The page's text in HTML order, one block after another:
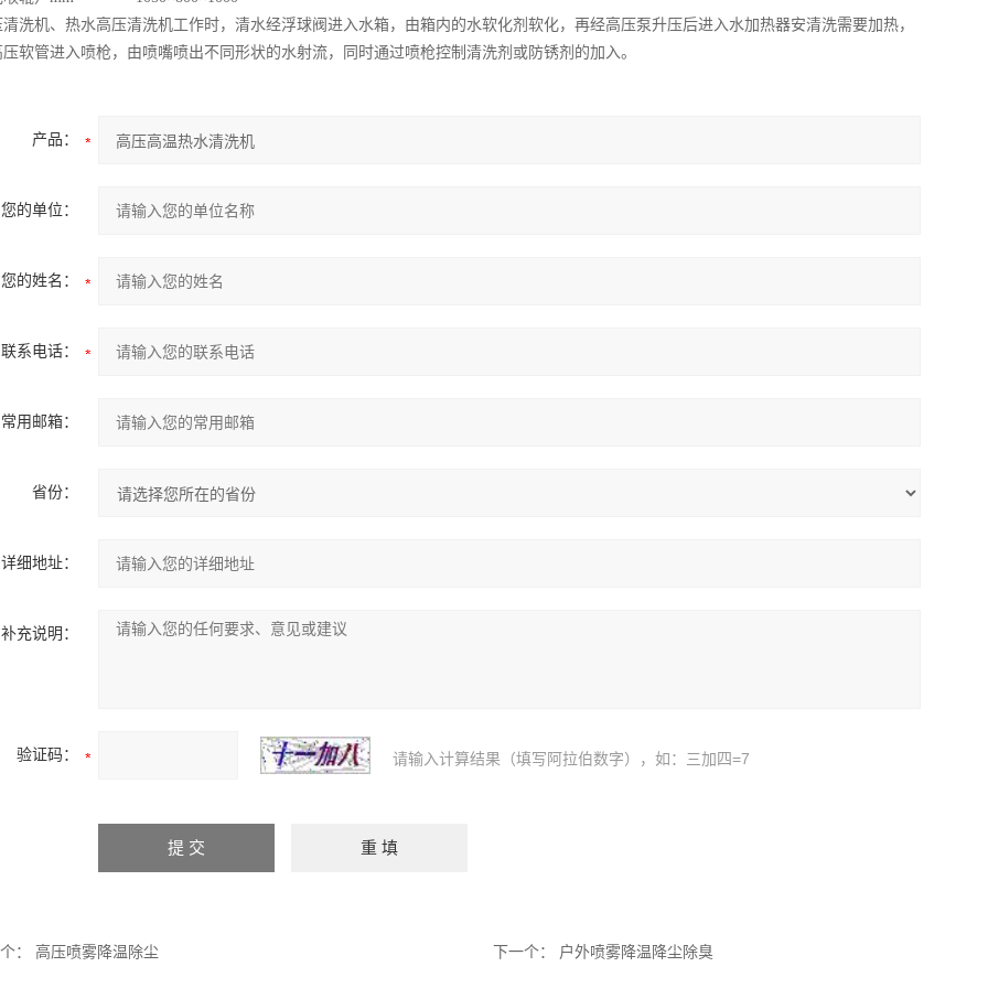
清洗机、热水高压清洗机工作时，清水经浮球阀进入水箱，由箱内的水软化剂软化，再经高压泵升压后进入水加热器安清洗需要加热，
软管进入喷枪，由喷嘴喷出不同形状的水射流，同时通过喷枪控制清洗剂或防锈剂的加入。
产品：
您的单位：
您的姓名：
联系电话：
常用邮箱：
省份：
详细地址：
补充说明：
验证码： 请输入计算结果（填写阿拉伯数字），如：三加四=7
： 高压喷雾降温除尘 下一个： 户外喷雾降温降尘除臭